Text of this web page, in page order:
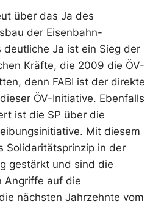
über das Ja des
der Eisenbahn-
deutliche Ja ist ein Sieg der
Kräfte, die 2009 die ÖV-
denn FABI ist der direkte
ÖV-Initiative. Ebenfalls
ist die SP über die
Mit diesem
Solidaritätsprinzip in der
gestärkt und sind die
Angriffe auf die
nächsten Jahrzehnte vom